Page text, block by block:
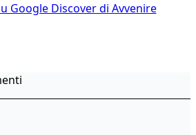
Google Discover di Avvenire